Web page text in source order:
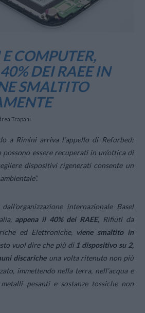
COMPUTER,
DEI RAEE IN
SMALTITO
Trapani
a Rimini arriva l’appello di Refurbed:
possono essere recuperati in un’ottica di
dispositivi rigenerati consente un
internazionale Basel
appena il 40% dei RAEE, Rifiuti da
ed Elettroniche, viene smaltito in
vuol dire che più di 1 dispositivo su 2,
discaricheuna volta ritenuto non più
immettendo nella terra, nell’acqua e
pesanti e sostanze tossiche non